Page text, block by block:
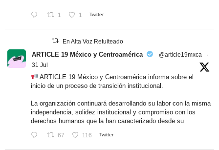
1 1 Twitter
En Alta Voz Retuiteado
ARTICLE 19 México y Centroamérica @article19mxca
·
31 Jul
ARTICLE 19 México y Centroamérica informa sobre el
inicio de un proceso de transición institucional.
La organización continuará desarrollando su labor con la misma
independencia, solidez institucional y compromiso con los
derechos humanos que la han caracterizado desde su
67 116 Twitter